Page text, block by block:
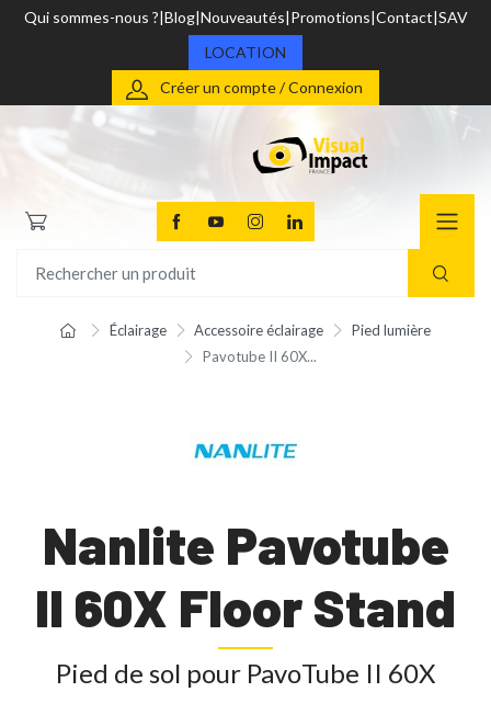
Qui sommes-nous ? Blog Nouveautés Promotions Contact SAV
LOCATION
Créer un compte / Connexion
Éclairage Accessoire éclairage
Pied lumière
Pavotube II 60X...
Nanlite Pavotube
II 60X Floor Stand
Pied de sol pour PavoTube II 60X